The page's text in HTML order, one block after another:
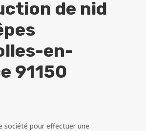
de nid
en-
91150
société pour effectuer une